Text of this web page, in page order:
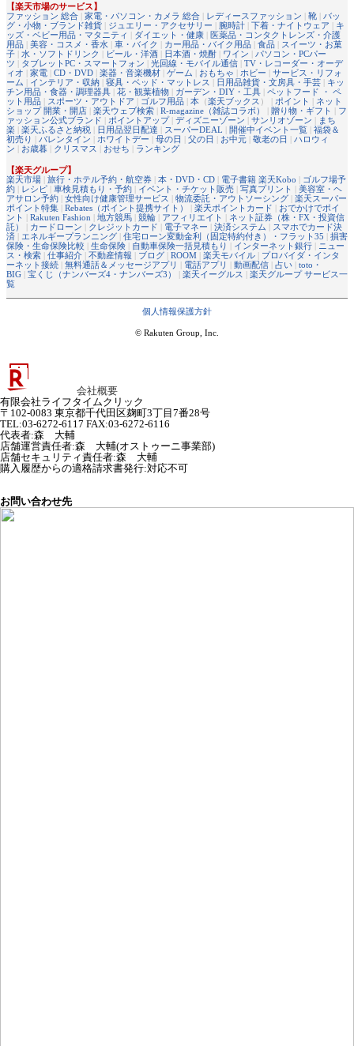
【楽天市場のサービス】
ファッション 総合 | 家電・パソコン・カメラ 総合 | レディースファッション | 靴 | バッ
グ・小物・ブランド雑貨 | ジュエリー・アクセサリー | 腕時計 | 下着・ナイトウェア | キ
ッズ・ベビー用品・マタニティ | ダイエット・健康 | 医薬品・コンタクトレンズ・介護
用品 | 美容・コスメ・香水 | 車・バイク | カー用品・バイク用品 | 食品 | スイーツ・お菓
子 | 水・ソフトドリンク | ビール・洋酒 | 日本酒・焼酎 | ワイン | パソコン・PCパー
ツ | タブレットPC・スマートフォン | 光回線・モバイル通信 | TV・レコーダー・オーデ
ィオ | 家電 | CD・DVD | 楽器・音楽機材 | ゲーム | おもちゃ | ホビー | サービス・リフォ
ーム | インテリア・収納 | 寝具・ベッド・マットレス | 日用品雑貨・文房具・手芸 | キッ
チン用品・食器・調理器具 | 花・観葉植物 | ガーデン・DIY・工具 | ペットフード ・ ペ
ット用品 | スポーツ・アウトドア | ゴルフ用品 | 本 （楽天ブックス ） | ポイント | ネット
ショップ 開業・開店 | 楽天ウェブ検索 | R-magazine（雑誌コラボ） | 贈り物・ギフト | フ
ァッション公式ブランド | ポイントアップ| ディズニーゾーン | サンリオゾーン | まち
楽 | 楽天ふるさと納税 | 日用品翌日配達 | スーパーDEAL | 開催中イベント一覧 | 福袋＆
初売り | バレンタイン | ホワイトデー | 母の日 | 父の日 | お中元 | 敬老の日 | ハロウィ
ン | お歳暮 | クリスマス | おせち | ランキング
【楽天グループ】
楽天市場 | 旅行・ホテル予約・航空券 | 本・DVD・CD | 電子書籍 楽天Kobo | ゴルフ場予
約 | レシピ | 車検見積もり・予約 | イベント・チケット販売 | 写真プリント | 美容室・ヘ
アサロン予約 | 女性向け健康管理サービス | 物流委託・アウトソーシング | 楽天スーパー
ポイント特集 | Rebates（ポイント提携サイト） | 楽天ポイントカード | おでかけでポイ
ント | Rakuten Fashion | 地方競馬 | 競輪 | アフィリエイト | ネット証券（株・FX・投資信
託）
| カードローン | クレジットカード | 電子マネー | 決済システム | スマホでカード決
済 | エネルギープランニング | 住宅ローン変動金利（固定特約付き）・フラット35 | 損害
保険・生命保険比較 | 生命保険 | 自動車保険一括見積もり | インターネット銀行 | ニュー
ス・検索 | 仕事紹介 | 不動産情報 | ブログ | ROOM | 楽天モバイル | プロバイダ・インタ
ーネット接続 | 無料通話＆メッセージアプリ | 電話アプリ | 動画配信 | 占い | toto・
BIG | 宝くじ（ナンバーズ4・ナンバーズ3） | 楽天イーグルス | 楽天グループ サービス一
覧
個人情報保護方針
© Rakuten Group, Inc.
会社概要
有限会社ライフタイムクリック
〒102-0083 東京都千代田区麹町3丁目7番28号
TEL:03-6272-6117 FAX:03-6272-6116
代表者:森 大輔
店舗運営責任者:森 大輔(オストゥーニ事業部)
店舗セキュリティ責任者:森 大輔
購入履歴からの適格請求書発行:対応不可
お問い合わせ先